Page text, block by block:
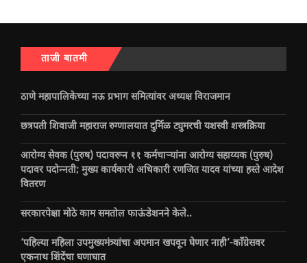
ताजी बातमी
ठाणे महापालिकेच्या नऊ प्रभाग समित्यांवर अध्यक्ष विराजमान
छत्रपती शिवाजी महाराज रुग्णालयात दुर्मिळ ट्युमरची यशस्वी शस्त्रक्रिया
आरोग्य सेवक (पुरुष) पदावरून ११ कर्मचाऱ्यांना आरोग्य सहाय्यक (पुरुष)
पदावर पदोन्नती; मुख्य कार्यकारी अधिकारी रणजित यादव यांच्या हस्ते आदेश
वितरण
सरकारपेक्षा मोठे काम समतोल फाऊंडेशनने केले..
‘पहिल्या महिला उपमुख्यमंत्र्यांचा अपमान खपवून घेणार नाही’-काँग्रेसवर
एकनाथ शिंदेंचा घणाघात